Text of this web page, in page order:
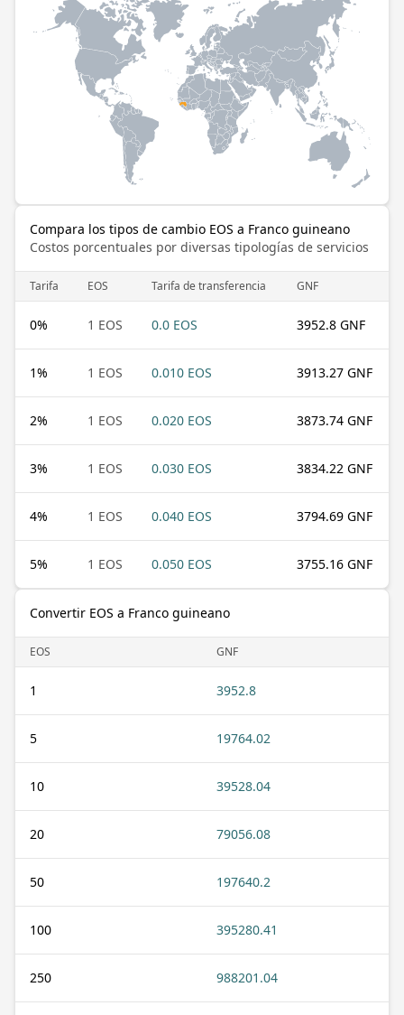
Compara los tipos de cambio EOS a Franco guineano
Costos porcentuales por diversas tipologías de servicios
Tarifa EOS Tarifa de transferencia GNF
0% 1 EOS 0.0 EOS 3952.8 GNF
1% 1 EOS 0.010 EOS 3913.27 GNF
2% 1 EOS 0.020 EOS 3873.74 GNF
3% 1 EOS 0.030 EOS 3834.22 GNF
4% 1 EOS 0.040 EOS 3794.69 GNF
5% 1 EOS 0.050 EOS 3755.16 GNF
Convertir EOS a Franco guineano
EOS GNF
1 3952.8
5 19764.02
10 39528.04
20 79056.08
50 197640.2
100 395280.41
250 988201.04